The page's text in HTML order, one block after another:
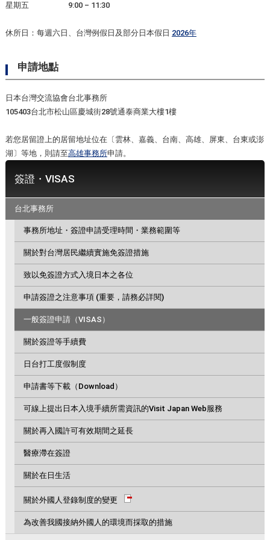
星期五 9:00 – 11:30
休所日：每週六日、台灣例假日及部分日本假日 2026年
申請地點
日本台灣交流協會台北事務所
105403台北市松山區慶城街28號通泰商業大樓1樓
若您居留證上的居留地址位在〔雲林、嘉義、台南、高雄、屏東、台東或澎
湖〕等地，則請至高雄事務所申請。
簽證・VISAS
台北事務所
事務所地址・簽證申請受理時間・業務範圍等
關於對台灣居民繼續實施免簽證措施
致以免簽證方式入境日本之各位
申請簽證之注意事項 (重要，請務必詳閱)
一般簽證申請（VISAS）
關於簽證等手續費
日台打工度假制度
申請書等下載（Download）
可線上提出日本入境手續所需資訊的Visit Japan Web服務
關於再入國許可有效期間之延長
醫療滯在簽證
關於在日生活
關於外國人登錄制度的變更
為改善我國接納外國人的環境而採取的措施